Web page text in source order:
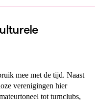
mee met de tijd. Naast
verenigingen hier
tot turnclubs,